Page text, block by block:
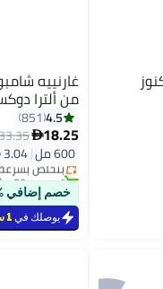
غارنييه
من ألترا دوكس
4.5
851
18.25
600 مل |3.04 /⁨/100 مل⁩ بتخلّص
تم بيع +50 مؤخرًا
بتخلّص
خصم إضافي
يوصلك في 1 ساعة 2 دقيقة